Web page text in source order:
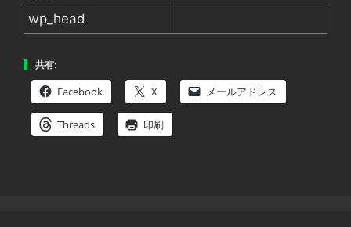
wp_head
共有:
Facebook X メールアドレス
Threads 印刷